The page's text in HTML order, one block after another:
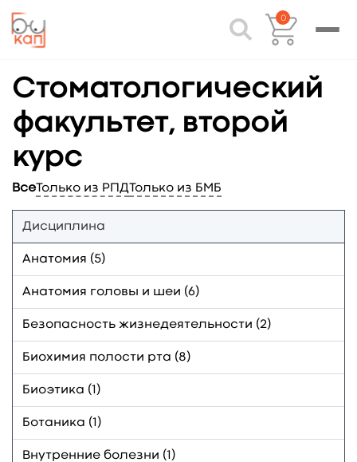
0
Стоматологический
факультет, второй
курс
ВсеТолько из РПД Только из БМБ
Дисциплина
Анатомия (5)
Анатомия головы и шеи (6)
Безопасность жизнедеятельности (2)
Биохимия полости рта (8)
Биоэтика (1)
Ботаника (1)
Внутренние болезни (1)